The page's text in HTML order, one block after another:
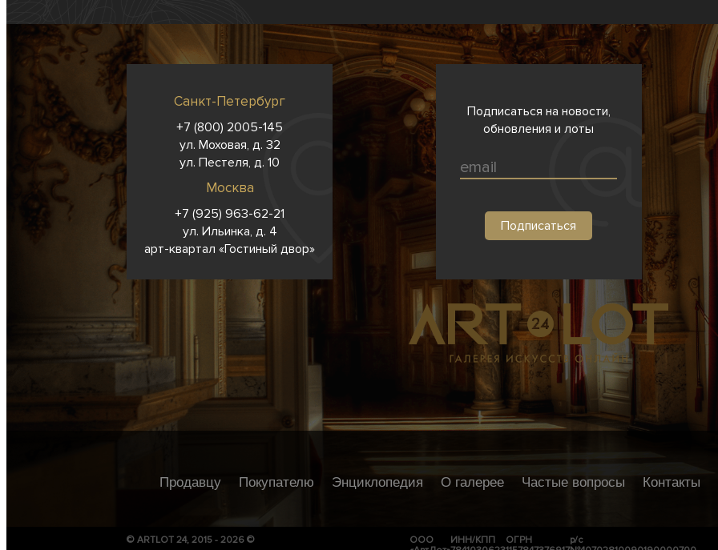
Санкт-Петербург
+7 (800) 2005-145
ул. Моховая, д. 32
ул. Пестеля, д. 10
Москва
+7 (925) 963-62-21
ул. Ильинка, д. 4
арт-квартал «Гостиный двор»
Подписаться на новости,
обновления и лоты
Продавцу Покупателю Энциклопедия О галерее Частые вопросы Контакты
© ARTLOT 24, 2015 - 2026 ©
ООО
ИНН/КПП
ОГРН
р/с